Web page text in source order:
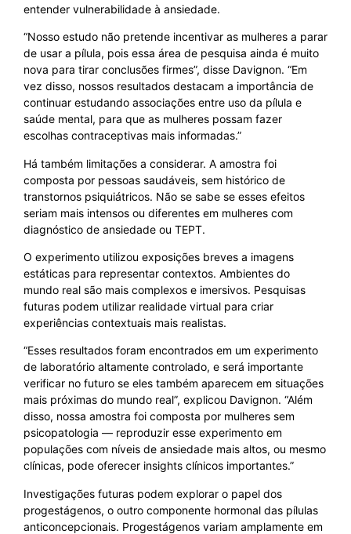
entender vulnerabilidade à ansiedade.
“Nosso estudo não pretende incentivar as mulheres a parar
de usar a pílula, pois essa área de pesquisa ainda é muito
nova para tirar conclusões firmes”, disse Davignon. “Em
vez disso, nossos resultados destacam a importância de
continuar estudando associações entre uso da pílula e
saúde mental, para que as mulheres possam fazer
escolhas contraceptivas mais informadas.”
Há também limitações a considerar. A amostra foi
composta por pessoas saudáveis, sem histórico de
transtornos psiquiátricos. Não se sabe se esses efeitos
seriam mais intensos ou diferentes em mulheres com
diagnóstico de ansiedade ou TEPT.
O experimento utilizou exposições breves a imagens
estáticas para representar contextos. Ambientes do
mundo real são mais complexos e imersivos. Pesquisas
futuras podem utilizar realidade virtual para criar
experiências contextuais mais realistas.
“Esses resultados foram encontrados em um experimento
de laboratório altamente controlado, e será importante
verificar no futuro se eles também aparecem em situações
mais próximas do mundo real”, explicou Davignon. “Além
disso, nossa amostra foi composta por mulheres sem
psicopatologia — reproduzir esse experimento em
populações com níveis de ansiedade mais altos, ou mesmo
clínicas, pode oferecer insights clínicos importantes.”
Investigações futuras podem explorar o papel dos
progestágenos, o outro componente hormonal das pílulas
anticoncepcionais. Progestágenos variam amplamente em